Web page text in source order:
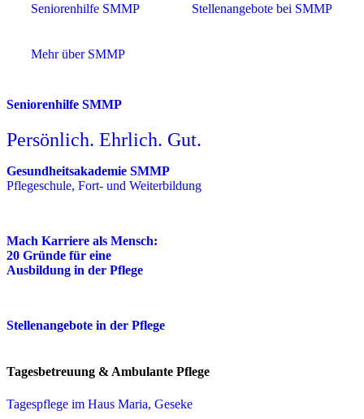
Seniorenhilfe SMMP Stellenangebote bei SMMP
Mehr über SMMP
Seniorenhilfe SMMP
Persönlich. Ehrlich. Gut.
Gesundheitsakademie SMMP
Pflegeschule, Fort- und Weiterbildung
Mach Karriere als Mensch:
20 Gründe für eine
Ausbildung in der Pflege
Stellenangebote in der Pflege
Tagesbetreuung & Ambulante Pflege
Tagespflege im Haus Maria, Geseke